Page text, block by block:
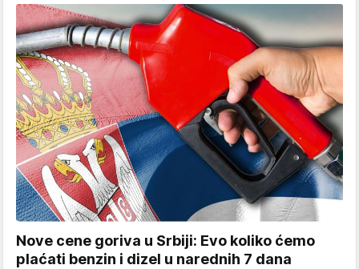
Nove cene goriva u Srbiji: Evo koliko ćemo
plaćati benzin i dizel u narednih 7 dana